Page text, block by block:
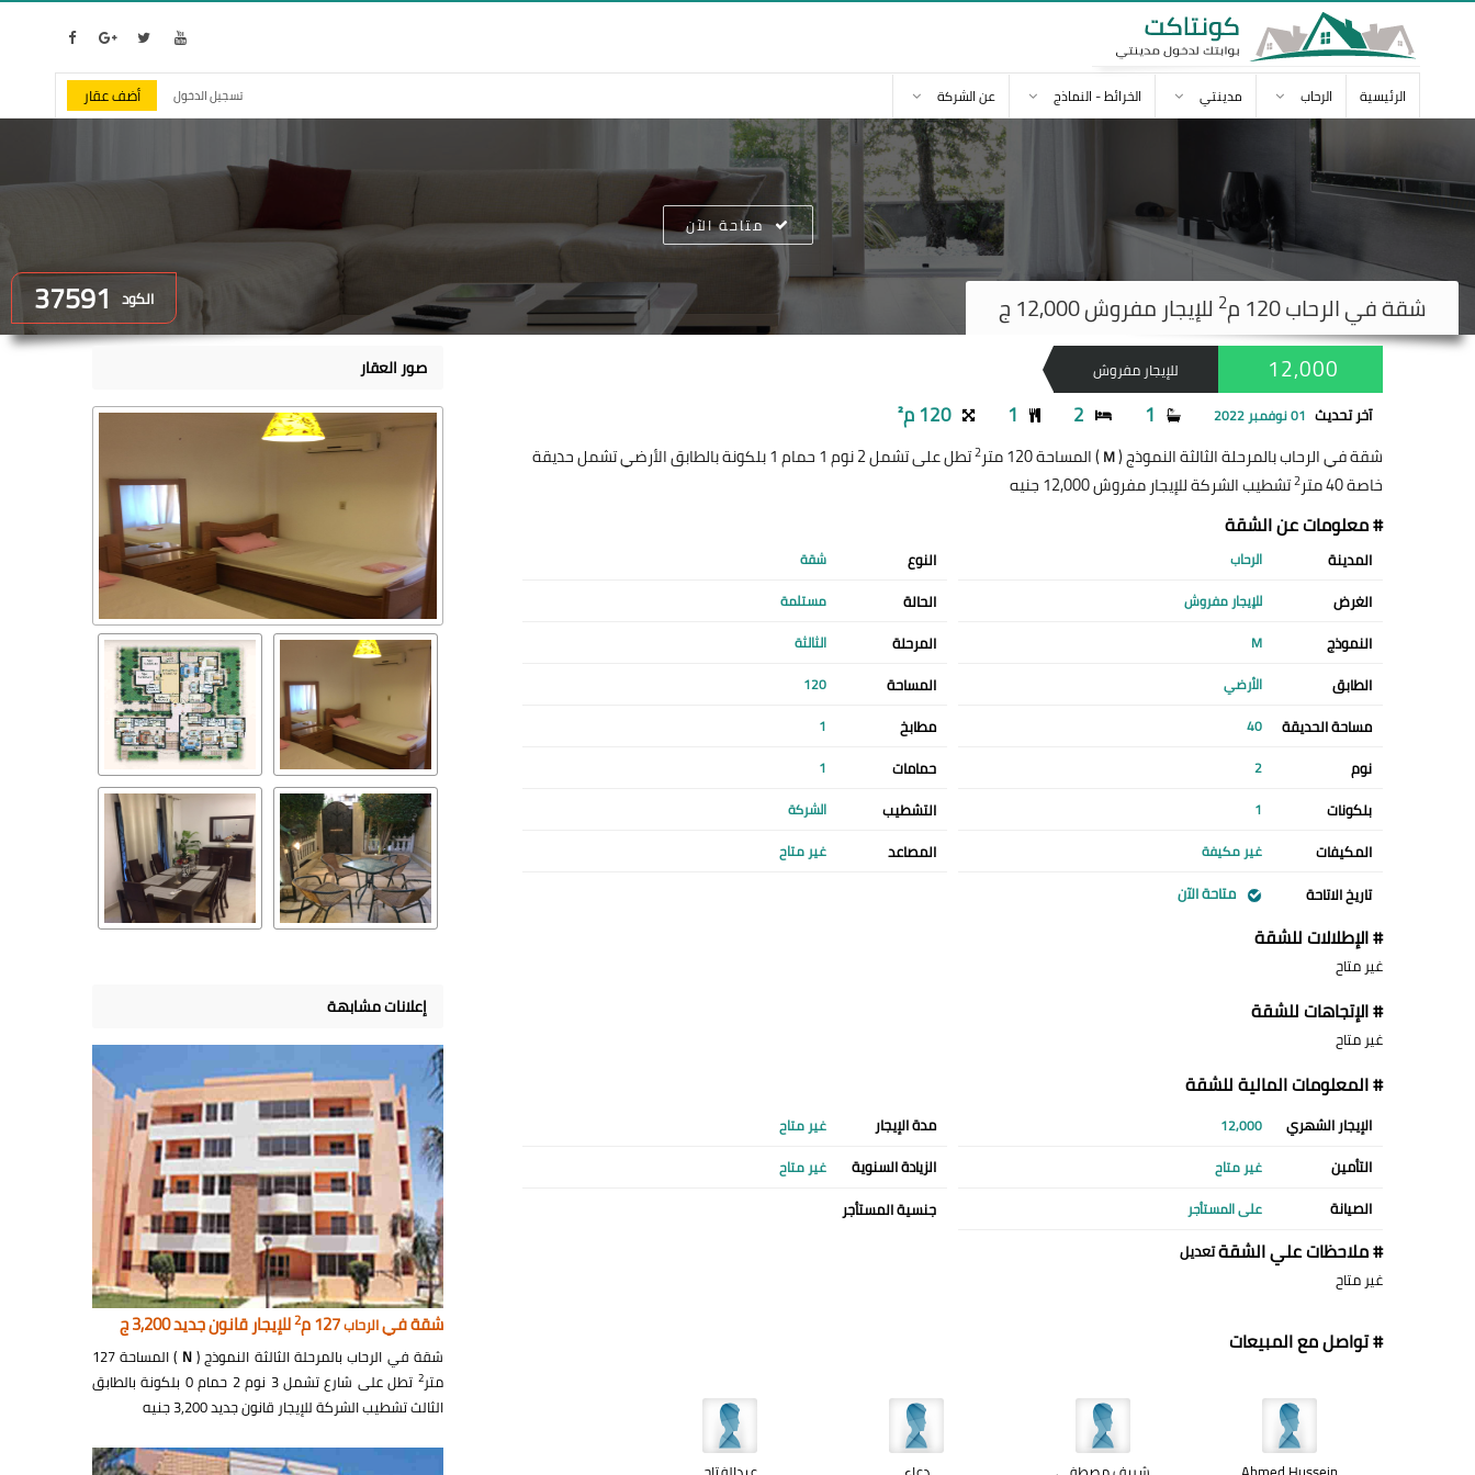
الرئيسية الرحاب مدينتي الخرائط - النماذج عن الشركة تسجيل الدخول أضف عقار
الكود 37591 شقة فيالرحاب 2 للإيجار مفروش 12,000 ج
متاحة الآن
للإيجار مفروش 12,000
آخر تحديث 01 نوفمبر 2022 1
2
1 120 م²
شقة في الرحاب بالمرحلة الثالثة النموذج (M) المساحة 120 متر 2
تطل على تشمل 2 نوم 1 حمام 1 بلكونة بالطابق الأرضي تشمل حديقة
خاصة 40 متر
2تشطيب الشركة للإيجار مفروش 12,000 جنيه
# معلومات عن الشقة
المدينة الرحاب النوع شقة
الغرض للإيجار مفروش الحالة مستلمة
النموذج M المرحلة الثالثة
الطابق الأرضي المساحة 120
مساحة الحديقة 40 مطابخ 1
نوم 2 حمامات 1
بلكونات 1 التشطيب الشركة
المكيفات غير مكيفة المصاعد غير متاح
تاريخ الاتاحة متاحة الآن
# الإطلالات للشقة
غير متاح
# الإتجاهات للشقة
غير متاح
# المعلومات المالية للشقة
الإيجار الشهري 12,000 مدة الإيجار غير متاح
التأمين غير متاح الزيادة السنوية غير متاح
الصيانة على المستأجر جنسية المستأجر
# ملاحظات علي الشقةتعديل
غير متاح
# تواصل مع المبيعات
صور العقار
إعلانات مشابهة
شقة فيالرحاب127 م 2للإيجار قانون جديد 3,200 ج
شقة في الرحاب بالمرحلة الثالثة النموذج (N
) المساحة 127
متر2
تطل على شارع تشمل 3 نوم 2 حمام 0 بلكونة بالطابق
الثالث تشطيب الشركة للإيجار قانون جديد 3,200 جنيه